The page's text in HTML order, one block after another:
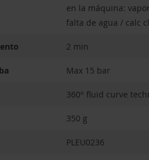
en la máquina:
falta de agua / calc
2 min
Max 15 bar
360° fluid curve
350 g
PLEU0236